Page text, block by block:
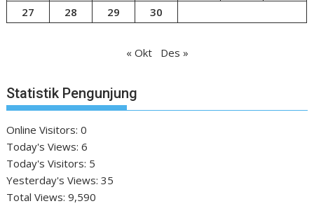
27
28 29 30
« Okt Des »
Statistik Pengunjung
Online Visitors:0
Today's Views:6
Today's Visitors: 5
Yesterday's Views:35
Total Views:9,590